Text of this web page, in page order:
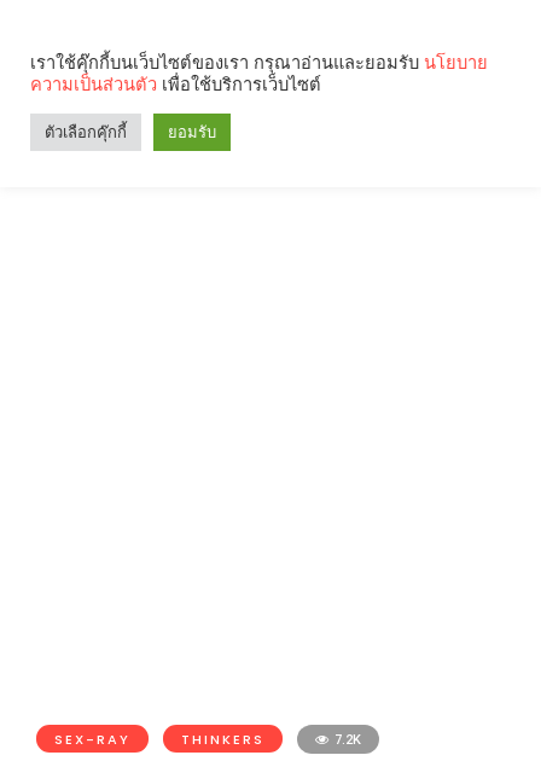
SEX-RAY THINKERS 7.2K
เราใช้คุ๊กกี้บนเว็บไซต์ของเรา กรุณาอ่านและยอมรับ นโยบาย
ความเป็นส่วนตัว เพื่อใช้บริการเว็บไซต์
ตัวเลือกคุ๊กกี้ ยอมรับ